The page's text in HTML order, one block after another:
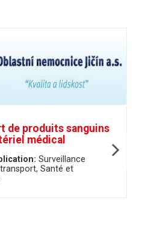
de produits sanguins
médical
Surveillance
Santé et